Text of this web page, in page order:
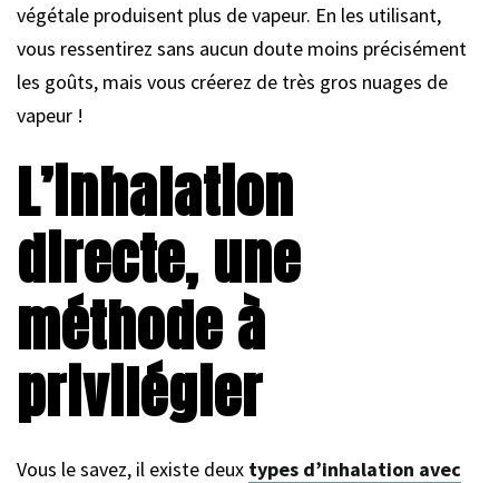
végétale produisent plus de vapeur. En les utilisant,
vous ressentirez sans aucun doute moins précisément
les goûts, mais vous créerez de très gros nuages de
vapeur !
L’inhalation
directe, une
méthode à
privilégier
Vous le savez, il existe deux types d’inhalation avec